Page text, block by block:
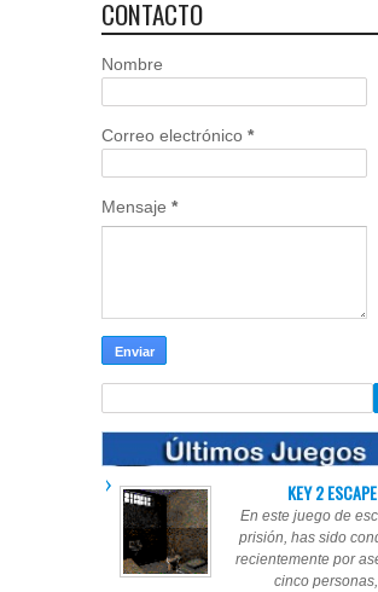
CONTACTO
Nombre
Correo electrónico *
Mensaje *
KEY 2 ESCAPE
En este juego de
prisión, has sido
recientemente por
cinco